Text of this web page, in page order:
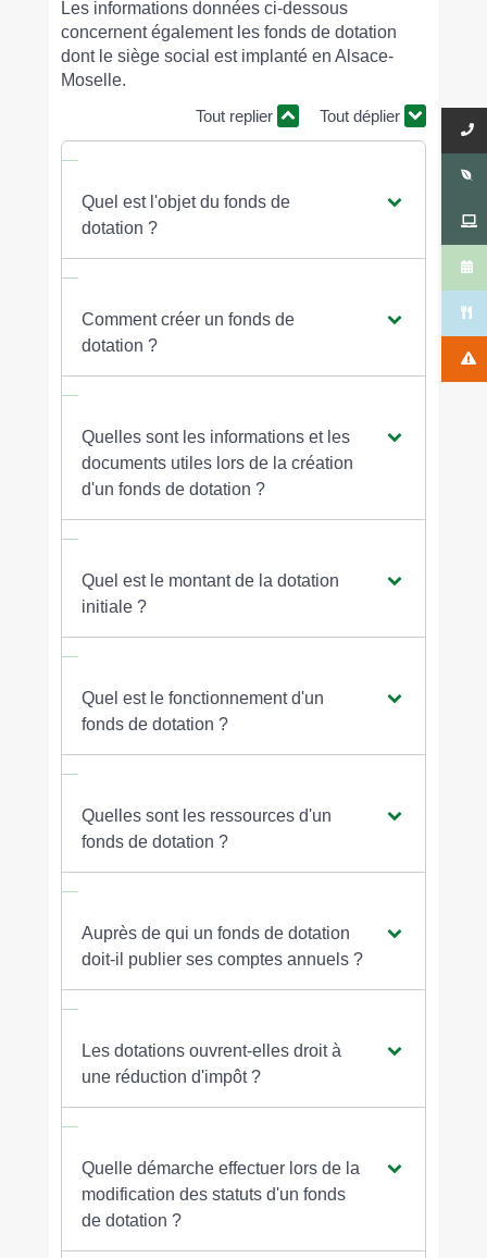
Les informations données ci-dessous
concernent également les fonds de dotation
dont le siège social est implanté en Alsace-
Moselle.
Tout replier Tout déplier
Quel est l'objet du fonds de
dotation ?
Comment créer un fonds de
dotation ?
Quelles sont les informations et les
documents utiles lors de la création
d'un fonds de dotation ?
Quel est le montant de la dotation
initiale ?
Quel est le fonctionnement d'un
fonds de dotation ?
Quelles sont les ressources d'un
fonds de dotation ?
Auprès de qui un fonds de dotation
doit-il publier ses comptes annuels ?
Les dotations ouvrent-elles droit à
une réduction d'impôt ?
Quelle démarche effectuer lors de la
modification des statuts d'un fonds
de dotation ?